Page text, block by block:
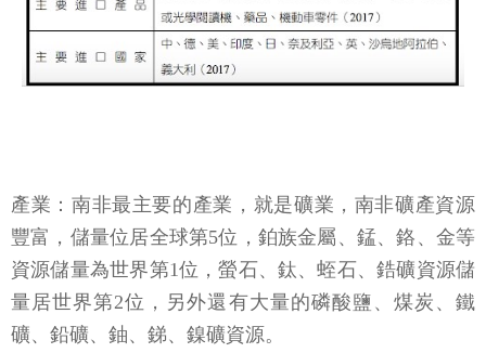
產業：南非最主要的產業，就是礦業，南非礦產資源
豐富，儲量位居全球第5位，鉑族金屬、錳、鉻、金等
資源儲量為世界第1位，螢石、鈦、蛭石、鋯礦資源儲
量居世界第2位，另外還有大量的磷酸鹽、煤炭、鐵
礦、鉛礦、鈾、銻、鎳礦資源。